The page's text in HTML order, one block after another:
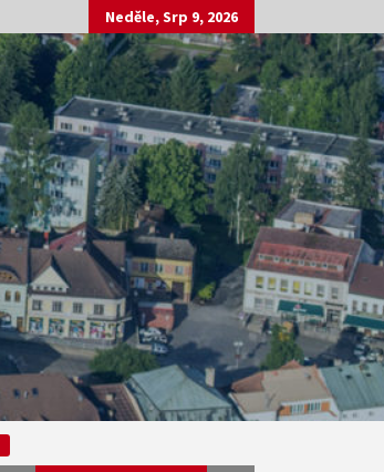
Neděle, Srp 9, 2026